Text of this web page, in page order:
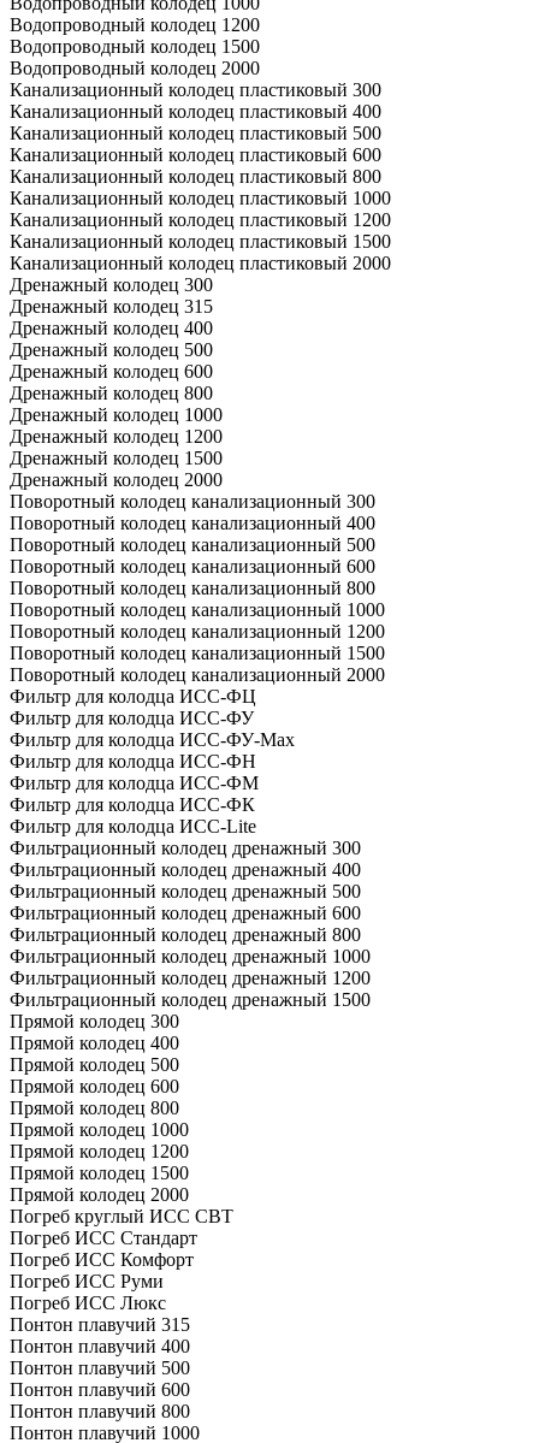
Водопроводный колодец 1200
Водопроводный колодец 1500
Водопроводный колодец 2000
Канализационный колодец пластиковый 300
Канализационный колодец пластиковый 400
Канализационный колодец пластиковый 500
Канализационный колодец пластиковый 600
Канализационный колодец пластиковый 800
Канализационный колодец пластиковый 1000
Канализационный колодец пластиковый 1200
Канализационный колодец пластиковый 1500
Канализационный колодец пластиковый 2000
Дренажный колодец 300
Дренажный колодец 315
Дренажный колодец 400
Дренажный колодец 500
Дренажный колодец 600
Дренажный колодец 800
Дренажный колодец 1000
Дренажный колодец 1200
Дренажный колодец 1500
Дренажный колодец 2000
Поворотный колодец канализационный 300
Поворотный колодец канализационный 400
Поворотный колодец канализационный 500
Поворотный колодец канализационный 600
Поворотный колодец канализационный 800
Поворотный колодец канализационный 1000
Поворотный колодец канализационный 1200
Поворотный колодец канализационный 1500
Поворотный колодец канализационный 2000
Фильтр для колодца ИСС-ФЦ
Фильтр для колодца ИСС-ФУ
Фильтр для колодца ИСС-ФУ-Мах
Фильтр для колодца ИСС-ФН
Фильтр для колодца ИСС-ФМ
Фильтр для колодца ИСС-ФК
Фильтр для колодца ИСС-Lite
Фильтрационный колодец дренажный 300
Фильтрационный колодец дренажный 400
Фильтрационный колодец дренажный 500
Фильтрационный колодец дренажный 600
Фильтрационный колодец дренажный 800
Фильтрационный колодец дренажный 1000
Фильтрационный колодец дренажный 1200
Фильтрационный колодец дренажный 1500
Прямой колодец 300
Прямой колодец 400
Прямой колодец 500
Прямой колодец 600
Прямой колодец 800
Прямой колодец 1000
Прямой колодец 1200
Прямой колодец 1500
Прямой колодец 2000
Погреб круглый ИСС СВТ
Погреб ИСС Стандарт
Погреб ИСС Комфорт
Погреб ИСС Руми
Погреб ИСС Люкс
Понтон плавучий 315
Понтон плавучий 400
Понтон плавучий 500
Понтон плавучий 600
Понтон плавучий 800
Понтон плавучий 1000